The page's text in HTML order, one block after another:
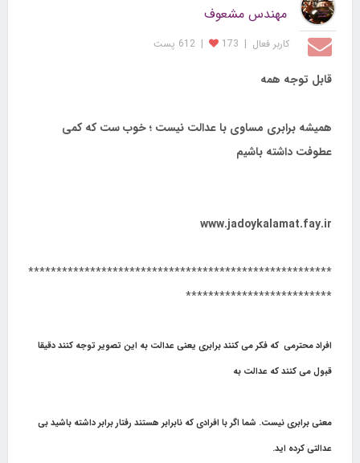
مهندس مشعوف
کاربر فعال |
173
| 612 پست
قابل توجه همه
همیشه برابری مساوی با عدالت نیست ؛ خوب ست که کمی
عطوفت داشته باشیم
www.jadoykalamat.fay.ir
******************************************************
**************************
افراد محترمی که فکر می کنند برابری یعنی عدالت به این تصویر توجه کنند دقیقا
قبول می کنند که عدالت به
معنی برابری نیست. شما اگر با افرادی که نابرابر هستند رفتار برابر داشته باشید بی
عدالتی کرده اید.